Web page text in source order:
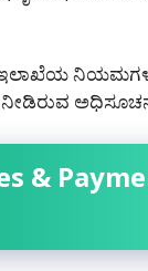
ನಿಯಮಗಳ
ನೀಡಿರುವ
&